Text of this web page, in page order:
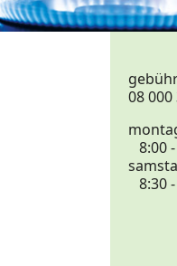
08 000
8:00
8:30